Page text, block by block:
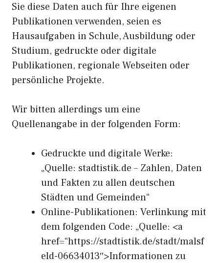
Sie diese Daten auch für Ihre eigenen
Publikationen verwenden, seien es
Hausaufgaben in Schule, Ausbildung oder
Studium, gedruckte oder digitale
Publikationen, regionale Webseiten oder
persönliche Projekte.
Wir bitten allerdings um eine
Quellenangabe in der folgenden Form:
Gedruckte und digitale Werke:
„Quelle: stadtistik.de – Zahlen, Daten
und Fakten zu allen deutschen
Städten und Gemeinden“
Online-Publikationen: Verlinkung mit
dem folgenden Code: „Quelle: <a
href=“https://stadtistik.de/stadt/malsf
eld-06634013″>Informationen zu